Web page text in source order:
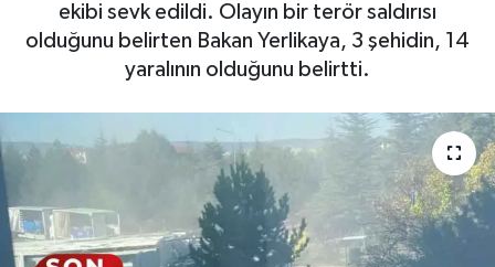
ekibi sevk edildi. Olayın bir terör saldırısı
olduğunu belirten Bakan Yerlikaya, 3 şehidin, 14
yaralının olduğunu belirtti.